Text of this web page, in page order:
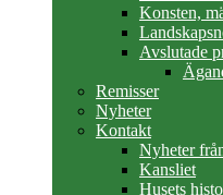
Konsten,
Avslutade
Remisser
Nyheter
Kontakt
Nyheter
Kansliet
Husets